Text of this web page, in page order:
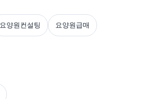
요양원컨설팅 요양원급매